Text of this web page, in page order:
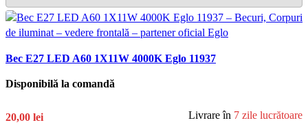
Bec E27 LED A60 1X11W 4000K Eglo 11937
Disponibilă la comandă
20,00 lei Livrare în 7 zile lucrătoare